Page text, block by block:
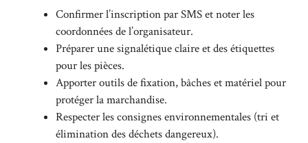
Confirmer l’inscription par SMS et noter les
coordonnées de l’organisateur.
Préparer une signalétique claire et des étiquettes
pour les pièces.
Apporter outils de fixation, bâches et matériel pour
protéger la marchandise.
Respecter les consignes environnementales (tri et
élimination des déchets dangereux).